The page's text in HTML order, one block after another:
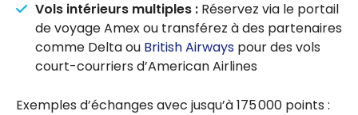
Vols intérieurs multiples : Réservez via le portail
de voyage Amex ou transférez à des partenaires
comme Delta ou British Airways pour des vols
court-courriers d’American Airlines
Exemples d’échanges avec jusqu’à 175 000 points :